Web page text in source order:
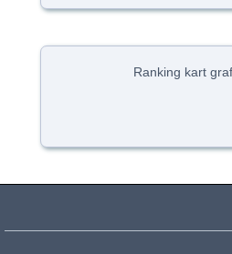
Ranking kart